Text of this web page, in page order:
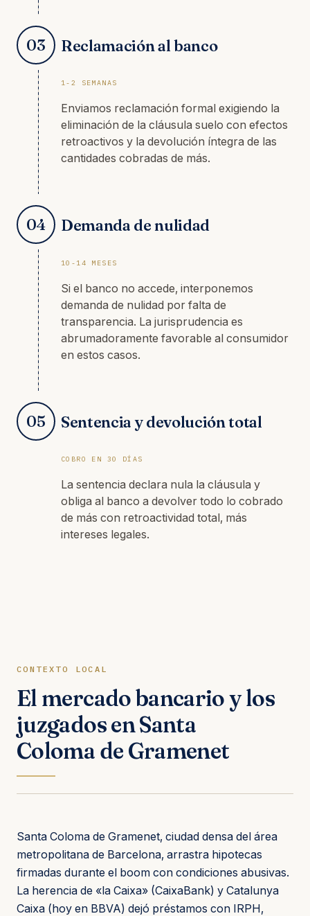
03 Reclamación al banco
1-2 SEMANAS
Enviamos reclamación formal exigiendo la
eliminación de la cláusula suelo con efectos
retroactivos y la devolución íntegra de las
cantidades cobradas de más.
04 Demanda de nulidad
10-14 MESES
Si el banco no accede, interponemos
demanda de nulidad por falta de
transparencia. La jurisprudencia es
abrumadoramente favorable al consumidor
en estos casos.
05 Sentencia y devolución total
COBRO EN 30 DÍAS
La sentencia declara nula la cláusula y
obliga al banco a devolver todo lo cobrado
de más con retroactividad total, más
intereses legales.
CONTEXTO LOCAL
El mercado bancario y los
juzgados en Santa
Coloma de Gramenet
Santa Coloma de Gramenet, ciudad densa del área
metropolitana de Barcelona, arrastra hipotecas
firmadas durante el boom con condiciones abusivas.
La herencia de «la Caixa» (CaixaBank) y Catalunya
Caixa (hoy en BBVA) dejó préstamos con IRPH,